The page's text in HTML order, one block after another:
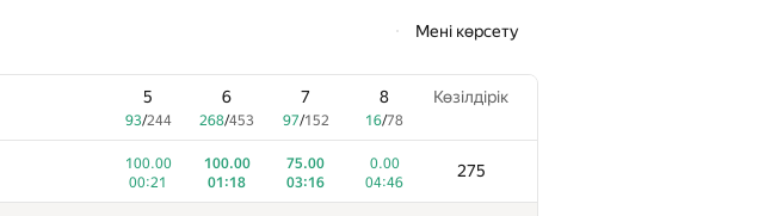
Мені көрсету
5
93/244
6
268/453
7
97/152
8
16/78
Көзілдірік
100.00
00:21
100.00
01:18
75.00
03:16
0.00
04:46
275